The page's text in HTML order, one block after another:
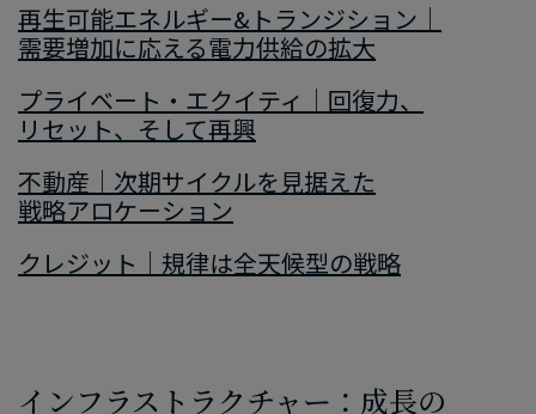
再生可能エネルギー&トランジション｜
需要増加に​応える​電力供給の​拡大
プライベート・エクイティ｜回復力、​
リセット、​そして​再興
不動産｜次期サイクルを​見据えた​
戦略アロケーション
クレジット｜規律は​全天​候型の​戦略
インフラストラクチャー：成長の​